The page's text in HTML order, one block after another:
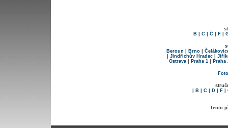
B
C Č F|
Beroun
Brno
Jindřichův Hradec
Ostrava
Praha 1 Praha
B C D| F|
Tento